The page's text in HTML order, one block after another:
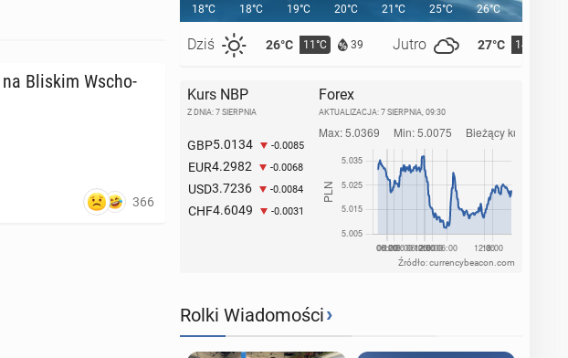
na Bliskim Wscho­
366
18°C
Dziś 26°C 11°C 39 Jutro 27°C 14°C
18°C 19°C 20°C 21°C 25°C 26°C
Kurs NBP
Z DNIA: 7 SIERPNIA
GBP5.0134 -0.0085
EUR4.2982 -0.0068
USD3.7236 -0.0084
CHF4.6049 -0.0031
Forex
AKTUALIZACJA: 7 SIERPNIA, 09:30
Źródło: currencybeacon.com
Rolki Wiadomości›